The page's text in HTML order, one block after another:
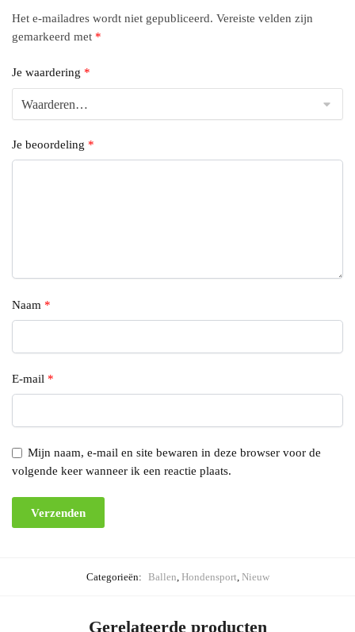
Het e-mailadres wordt niet gepubliceerd. Vereiste velden zijn
gemarkeerd met *
Je waardering *
Je beoordeling *
Naam *
E-mail *
Mijn naam, e-mail en site bewaren in deze browser voor de
volgende keer wanneer ik een reactie plaats.
Categorieën: Ballen Hondensport Nieuw
Gerelateerde producten